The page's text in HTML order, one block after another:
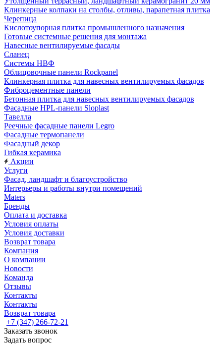
Клинкерные колпаки на столбы, отливы, парапетная плитка
Черепица
Кислотоупорная плитка промышленного назначения
Готовые системные решения для монтажа
Навесные вентилируемые фасады
Сланец
Системы НВФ
Облицовочные панели Rockpanel
Клинкерная плитка для навесных вентилируемых фасадов
Фиброцементные панели
Бетонная плитка для навесных вентилируемых фасадов
Фасадные HPL-панели Sloplast
Тавелла
Реечные фасадные панели Legro
Фасадные термопанели
Фасадный декор
Гибкая керамика
Акции
Услуги
Фасад, ландшафт и благоустройство
Интерьеры и работы внутри помещений
Maters
Бренды
Оплата и доставка
Условия оплаты
Условия доставки
Возврат товара
Компания
О компании
Новости
Команда
Отзывы
Контакты
Контакты
Возврат товара
+7 (347) 266-72-21
Заказать звонок
Задать вопрос